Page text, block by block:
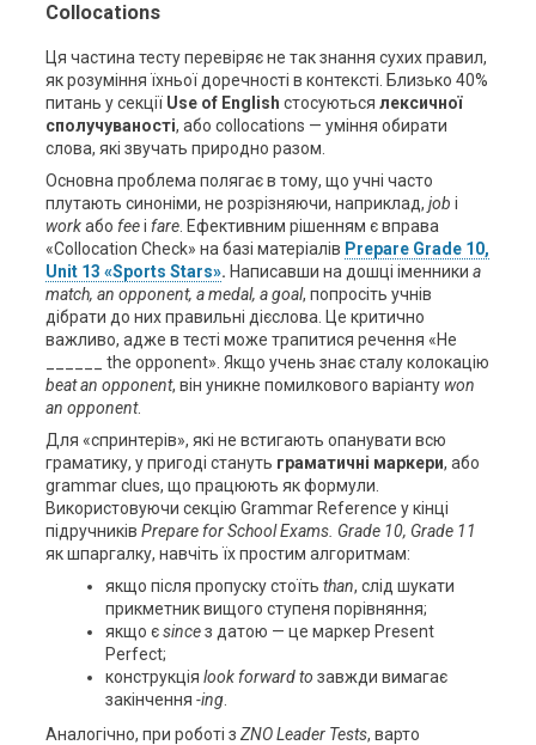
Collocations
Ця частина тесту перевіряє не так знання сухих правил,
як розуміння їхньої доречності в контексті. Близько 40%
питань у секції Use of English стосуються лексичної
сполучуваності, або collocations — уміння обирати
слова, які звучать природно разом.
Основна проблема полягає в тому, що учні часто
плутають синоніми, не розрізняючи, наприклад, job і
workабо feeі fare. Ефективним рішенням є вправа
«Collocation Check» на базі матеріалів Prepare Grade 10,
Unit 13 «Sports Stars». Написавши на дошці іменники a
match, an opponent, a medal, a goal, попросіть учнів
дібрати до них правильні дієслова. Це критично
важливо, адже в тесті може трапитися речення «He
______ the opponent». Якщо учень знає сталу колокацію
beat an opponent, він уникне помилкового варіанту won
an opponent.
Для «спринтерів», які не встигають опанувати всю
граматику, у пригоді стануть граматичні маркери, або
grammar clues, що працюють як формули.
Використовуючи секцію Grammar Reference у кінці
підручників Prepare for School Exams. Grade10, Grade 11
як шпаргалку, навчіть їх простим алгоритмам:
якщо після пропуску стоїть than, слід шукати
прикметник вищого ступеня порівняння;
якщо єsinceз датою — це маркер Present
Perfect;
конструкція look forward to завжди вимагає
закінчення -ing.
Аналогічно, при роботі з ZNO Leader Tests, варто